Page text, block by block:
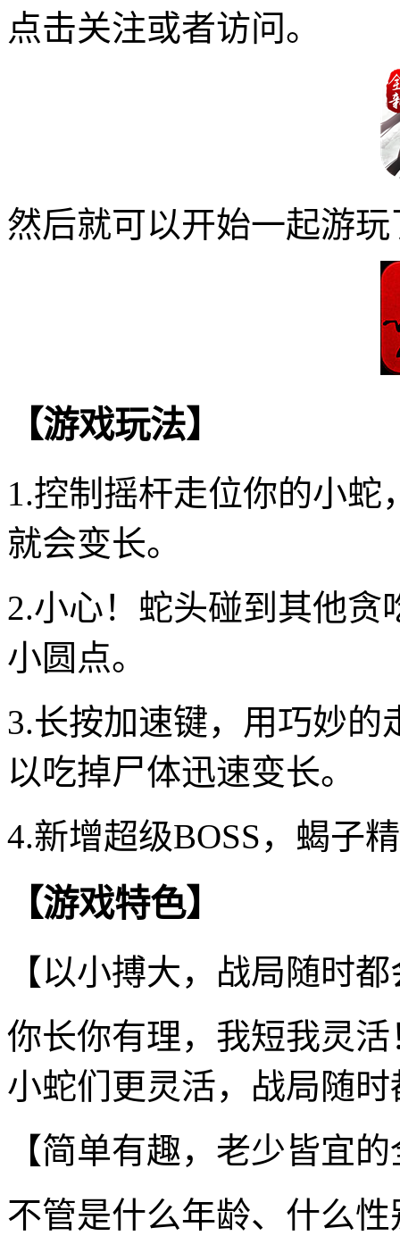
点击关注或者访问。
然后就可以开始一起游玩
【游戏玩法】
1.控制摇杆走位你的小
就会变长。
2.小心！蛇头碰到其他
小圆点。
3.长按加速键，用巧妙
以吃掉尸体迅速变长。
4.新增超级BOSS，蝎子
【游戏特色】
【以小搏大，战局随时
你长你有理，我短我灵
小蛇们更灵活，战局随
【简单有趣，老少皆宜
不管是什么年龄、什么